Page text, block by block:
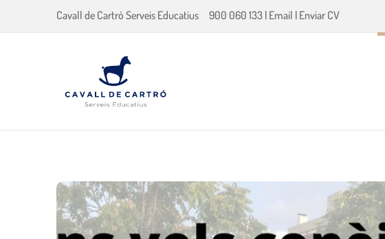
Cavall de Cartró Serveis Educatius 900 060 133 | Email | Enviar CV